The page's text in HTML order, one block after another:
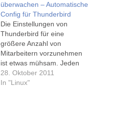
überwachen – Automatische
Config für Thunderbird
Die Einstellungen von
Thunderbird für eine
größere Anzahl von
Mitarbeitern vorzunehmen
ist etwas mühsam. Jeden
Mitarbeiter freie Hand bei
den Einstellungen zu lassen
28. Oktober 2011
In "Linux"